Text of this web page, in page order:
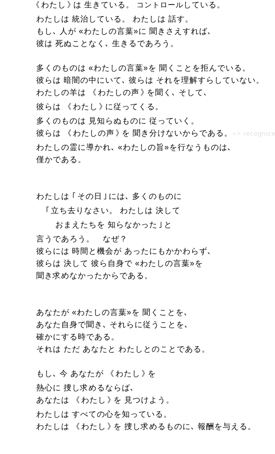
《 わたし 》は 生きている。 コントロール している。
わたしは 統治している。 わたしは 話す。
もし､ 人が «わたしの言葉»に 聞きさえすれば､
彼は 死ぬことなく､ 生きるであろう。
多くのものは «わたしの言葉»を 聞くことを拒んでいる。
彼らは 暗闇の中にいて､ 彼らは それを理解すらしていない。
わたしの羊は 《 わたしの声 》を聞く､ そして､
彼らは 《 わたし 》に従ってくる。
多くのものは 見知らぬものに 従っていく。
彼らは 《 わたしの声 》を 聞き分けないからである。 => recognize
わたしの霊に導かれ､ «わたしの旨»を行なうものは､
僅かである。
わたしは ｢ その日 ｣ には､ 多くのものに
｢ 立ち去りなさい。 わたしは 決して
おまえたちを 知らなかった ｣ と
言うであろう。 なぜ？
彼らには 時間と機会が あったにもかかわらず､
彼らは 決して 彼ら自身で «わたしの言葉»を
聞き求めなかったからである。
あなたが «わたしの言葉»を 聞くことを､
あなた自身で聞き､ それらに従うことを､
確かにする時である。
それは ただ あなたと わたしとのことである。
もし､ 今 あなたが 《 わたし 》を
熱心に 捜し求めるならば､
あなたは 《 わたし 》を 見つけよう。
わたしは すべての心を知っている。
わたしは 《 わたし 》を 捜し求めるものに､ 報酬を与える。